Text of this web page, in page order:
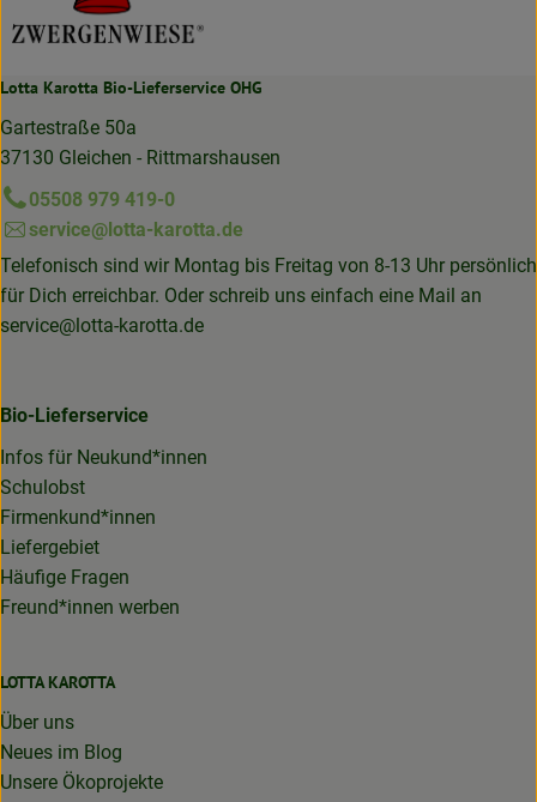
Lotta Karotta Bio-Lieferservice OHG
Gartestraße 50a
37130 Gleichen - Rittmarshausen
05508 979 419-0
service@lotta-karotta.de
Telefonisch sind wir Montag bis Freitag von 8-13 Uhr persönlich
für Dich erreichbar. Oder schreib uns einfach eine Mail an
service@lotta-karotta.de
Bio-Lieferservice
Infos für Neukund*innen
Schulobst
Firmenkund*innen
Liefergebiet
Häufige Fragen
Freund*innen werben
LOTTA KAROTTA
Über uns
Neues im Blog
Unsere Ökoprojekte